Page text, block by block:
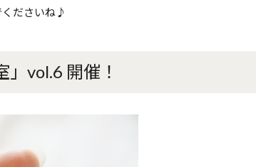
くださいね♪
vol.6 開催！